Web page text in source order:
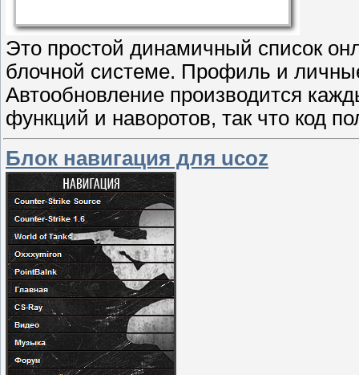
Это простой динамичный список
блочной системе. Профиль и
Автообновление производится
функций и наворотов, так что код
Блок навигация для ucoz